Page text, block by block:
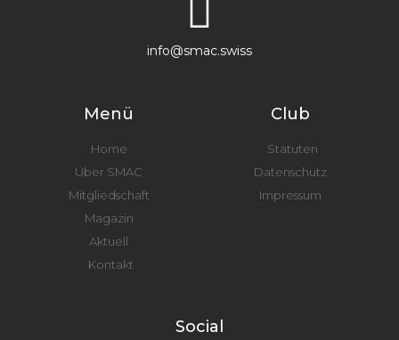
info@smac.swiss
Menü
Home
Über SMAC
Mitgliedschaft
Magazin
Aktuell
Kontakt
Club
Statuten
Datenschutz
Impressum
Social